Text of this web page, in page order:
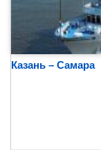
Казань – Самара